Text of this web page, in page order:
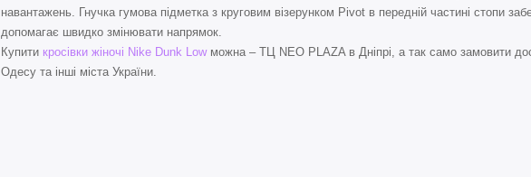
навантажень. Гнучка гумова підметка з круговим візерунком Pivot в передній частині стопи
допомагає швидко змінювати напрямок.
Купити кросівки жіночі Nike Dunk Lowможна – ТЦ NEO PLAZA в Дніпрі, а так само замовити
Одесу та інші міста України.